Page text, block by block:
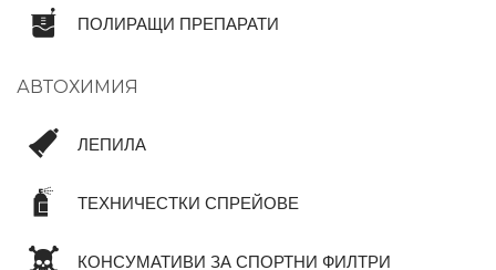
ПОЛИРАЩИ ПРЕПАРАТИ
АВТОХИМИЯ
ЛЕПИЛА
ТЕХНИЧЕСТКИ СПРЕЙОВЕ
КОНСУМАТИВИ ЗА СПОРТНИ ФИЛТРИ